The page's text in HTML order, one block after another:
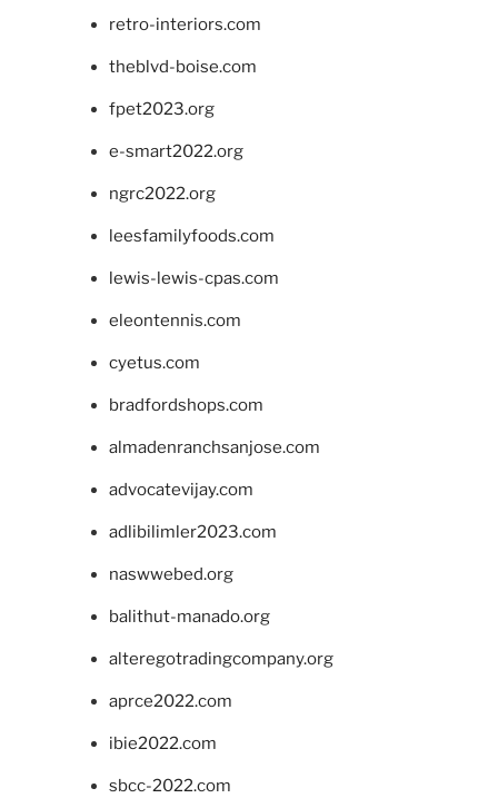
retro-interiors.com
theblvd-boise.com
fpet2023.org
e-smart2022.org
ngrc2022.org
leesfamilyfoods.com
lewis-lewis-cpas.com
eleontennis.com
cyetus.com
bradfordshops.com
almadenranchsanjose.com
advocatevijay.com
adlibilimler2023.com
naswwebed.org
balithut-manado.org
alteregotradingcompany.org
aprce2022.com
ibie2022.com
sbcc-2022.com